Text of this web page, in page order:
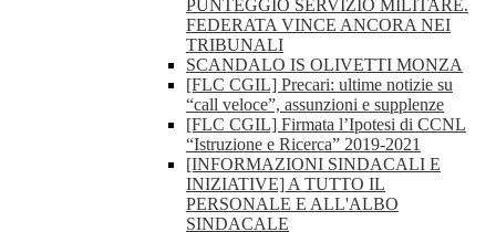
PUNTEGGIO SERVIZIO MILITARE.
FEDERATA VINCE ANCORA NEI
TRIBUNALI
SCANDALO IS OLIVETTI MONZA
[FLC CGIL] Precari: ultime notizie su
“call veloce”, assunzioni e supplenze
[FLC CGIL] Firmata l’Ipotesi di CCNL
“Istruzione e Ricerca” 2019-2021
[INFORMAZIONI SINDACALI E
INIZIATIVE] A TUTTO IL
PERSONALE E ALL'ALBO
SINDACALE